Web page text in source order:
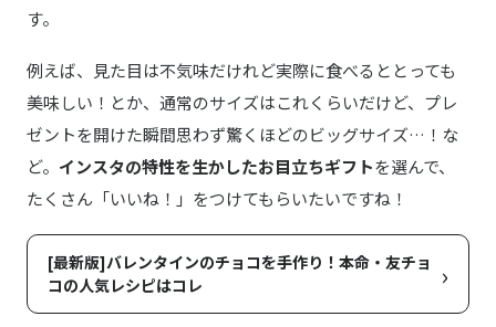
す。
例えば、見た目は不気味だけれど実際に食べるととっても
美味しい！とか、通常のサイズはこれくらいだけど、プレ
ゼントを開けた瞬間思わず驚くほどのビッグサイズ…！な
ど。 インスタの特性を生かしたお目立ちギフトを選んで、
たくさん「いいね！」をつけてもらいたいですね！
[最新版]バレンタインのチョコを手作り！本命・友チョ
コの人気レシピはコレ
›